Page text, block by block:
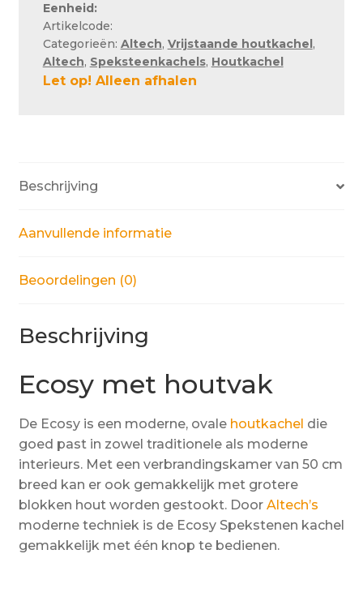
Retouren – Geschillen – Garantie
Sample Page
Service en onderhoud
Eenheid:
Artikelcode:
Categorieën: Altech, Vrijstaande houtkachel,
Altech, Speksteenkachels, Houtkachel
Let op! Alleen afhalen
Beschrijving
Aanvullende informatie
Beoordelingen (0)
Beschrijving
Ecosy met houtvak
De Ecosy is een moderne, ovale houtkachel die
goed past in zowel traditionele als moderne
interieurs. Met een verbrandingskamer van 50 cm
breed kan er ook gemakkelijk met grotere
blokken hout worden gestookt. Door Altech’s
moderne techniek is de Ecosy Spekstenen kachel
gemakkelijk met één knop te bedienen.